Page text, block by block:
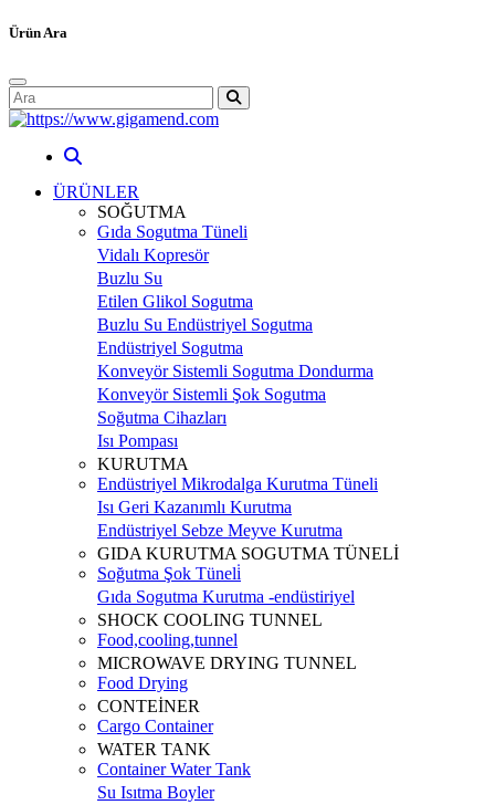
Ürün Ara
ÜRÜNLER
SOĞUTMA
Gıda Sogutma Tüneli
Vidalı Kopresör
Buzlu Su
Etilen Glikol Sogutma
Buzlu Su Endüstriyel Sogutma
Endüstriyel Sogutma
Konveyör Sistemli Sogutma Dondurma
Konveyör Sistemli Şok Sogutma
Soğutma Cihazları
Isı Pompası
KURUTMA
Endüstriyel Mikrodalga Kurutma Tüneli
Isı Geri Kazanımlı Kurutma
Endüstriyel Sebze Meyve Kurutma
GIDA KURUTMA SOGUTMA TÜNELİ
Soğutma Şok Tüneli̇
Gıda Sogutma Kurutma -endüstiriyel
SHOCK COOLING TUNNEL
Food,cooling,tunnel
MICROWAVE DRYING TUNNEL
Food Drying
CONTEİNER
Cargo Container
WATER TANK
Container Water Tank
Su Isıtma Boyler